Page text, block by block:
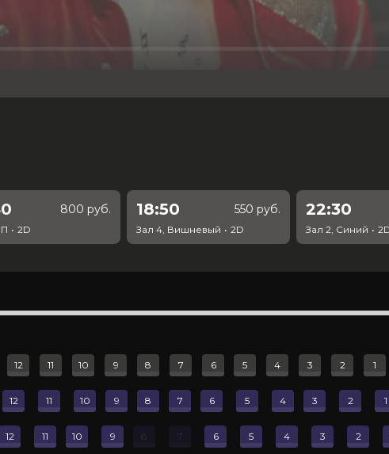
славе.
(66 981 голос)
Колман Доминго, Ниа Лонг, Майлз
Спасибо за фильм!
всего можно,но если другие пойдут и их не пустят,а вы
800 руб.
• 2D
18:50 550 руб.
Зал 4, Вишневый • 2D
22:30
Зал 2, Синий •
1
10
11
12 2
3
4
5
6
7
8
9
1
10
11
12 2
3
4
5
6
7
8
9
10
11
12 2
3
4
5
6
9